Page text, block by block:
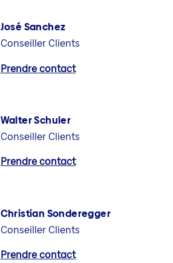
José Sanchez
Conseiller Clients
Prendre contact
Walter Schuler
Conseiller Clients
Prendre contact
Christian Sonderegger
Conseiller Clients
Prendre contact